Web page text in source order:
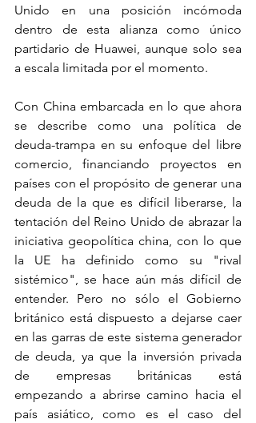
Unido en una posición incómoda
dentro de esta alianza como único
partidario de Huawei, aunque solo sea
a escala limitada por el momento.
Con China embarcada en lo que ahora
se describe como una política de
deuda-trampa en su enfoque del libre
comercio, financiando proyectos en
países con el propósito de generar una
deuda de la que es difícil liberarse, la
tentación del Reino Unido de abrazar la
iniciativa geopolítica china, con lo que
la UE ha definido como su "rival
sistémico", se hace aún más difícil de
entender. Pero no sólo el Gobierno
británico está dispuesto a dejarse caer
en las garras de este sistema generador
de deuda, ya que la inversión privada
de empresas británicas está
empezando a abrirse camino hacia el
país asiático, como es el caso del